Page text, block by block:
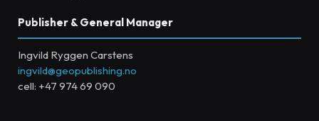
Publisher & General Manager
Ingvild Ryggen Carstens
ingvild@geopublishing.no
cell: +47 974 69 090